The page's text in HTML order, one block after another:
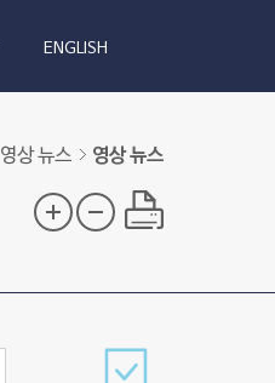
ENGLISH
영상 뉴스 영상 뉴스